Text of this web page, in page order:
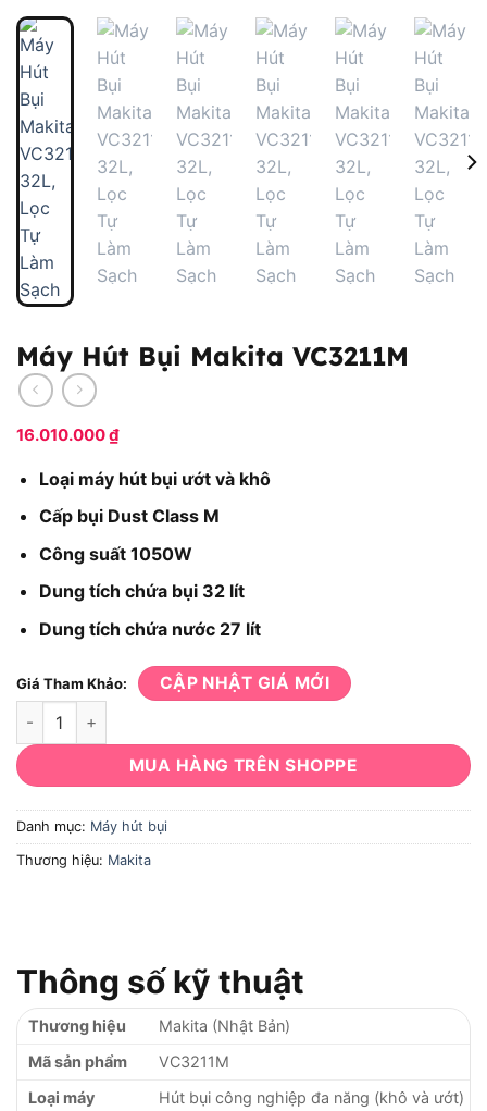
Máy Hút Bụi Makita VC3211M
16.010.000₫
Loại máy hút bụi ướt và khô
Cấp bụi Dust Class M
Công suất 1050W
Dung tích chứa bụi 32 lít
Dung tích chứa nước 27 lít
Giá Tham Khảo: CẬP NHẬT GIÁ MỚI
Máy Hút Bụi Makita VC3211M số lượng
MUA HÀNG TRÊN SHOPPE
Danh mục: Máy hút bụi
Thương hiệu: Makita
Thông số kỹ thuật
Thương hiệu
Makita (Nhật Bản)
Mã sản phẩm
VC3211M
Loại máy
Hút bụi công nghiệp đa năng (khô và ướt)